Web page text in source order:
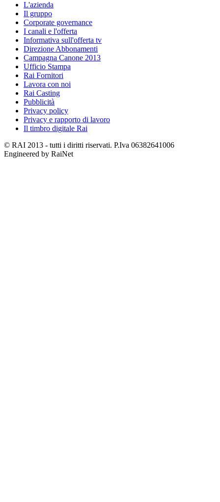
L'azienda
Il gruppo
Corporate governance
I canali e l'offerta
Informativa sull'offerta tv
Direzione Abbonamenti
Campagna Canone 2013
Ufficio Stampa
Rai Fornitori
Lavora con noi
Rai Casting
Pubblicità
Privacy policy
Privacy e rapporto di lavoro
Il timbro digitale Rai
© RAI 2013 - tutti i diritti riservati. P.Iva 06382641006
Engineered by RaiNet